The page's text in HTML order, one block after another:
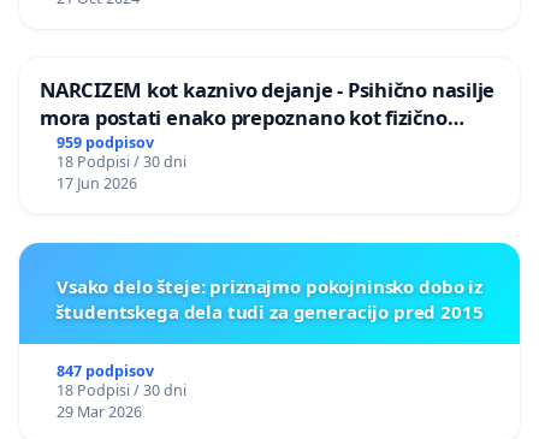
NARCIZEM kot kaznivo dejanje - Psihično nasilje
mora postati enako prepoznano kot fizično
nasilje
959 podpisov
18 Podpisi / 30 dni
17 Jun 2026
Vsako delo šteje: priznajmo pokojninsko dobo iz
študentskega dela tudi za generacijo pred 2015
847 podpisov
18 Podpisi / 30 dni
29 Mar 2026